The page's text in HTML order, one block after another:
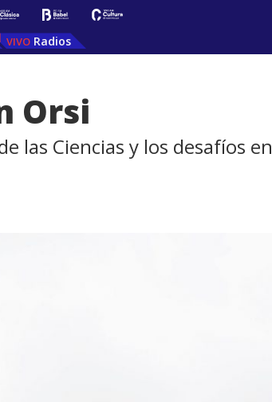
Radios
Orsi
las Ciencias y los desafíos en